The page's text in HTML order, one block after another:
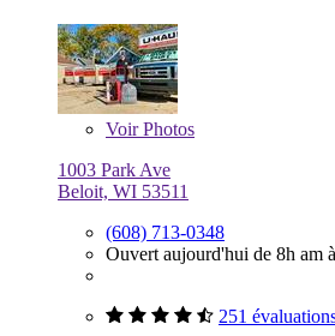
VoirPhotos
1003 Park Ave
Beloit, WI 53511
(608) 713-0348
Ouvert aujourd'hui de 8h am
251